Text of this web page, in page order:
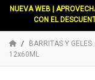
NUEVA WEB |
CON EL
BARRITAS Y GELES
12x60ML